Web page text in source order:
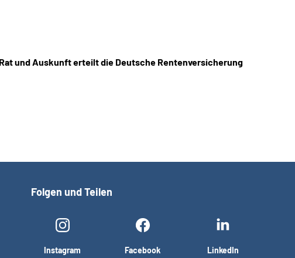
und Auskunft erteilt die Deutsche Rentenversicherung
Folgen und Teilen
Instagram Facebook LinkedIn